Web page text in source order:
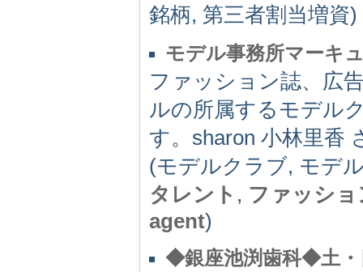
銘柄, 第三者割当増資)
モデル事務所マーキ
ファッション誌、広
ルの所属するモデル
す。sharon 小林里香
(モデルクラブ, モデ
タレント , ファッショ
agent)
◆銀座池渕歯科◆土・